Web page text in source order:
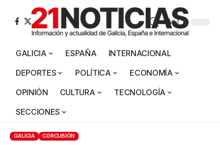
Aa
GALICIA ESPAÑA
INTERNACIONAL
DEPORTES
POLÍTICA
ECONOMÍA
OPINIÓN
CULTURA
TECNOLOGÍA
SECCIONES
GALICIA CORCUBIÓN